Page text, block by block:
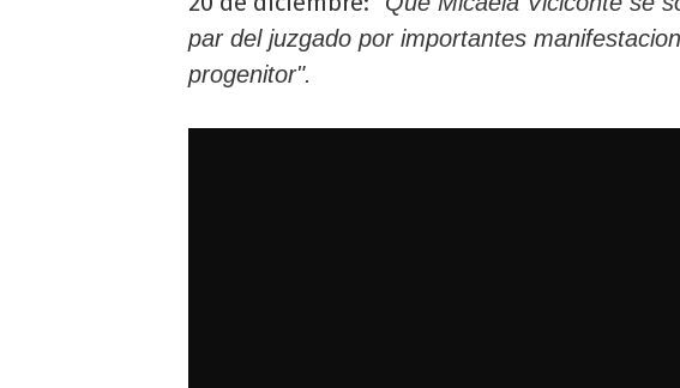
par del juzgado por importantes
progenitor".